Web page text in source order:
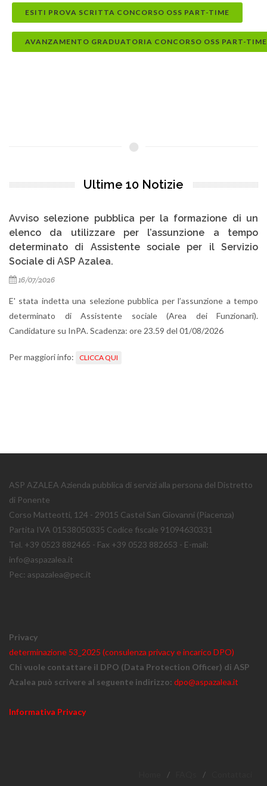
ESITI PROVA SCRITTA CONCORSO OSS PART-TIME
AVANZAMENTO GRADUATORIA CONCORSO OSS PART-
Ultime 10 Notizie
di un
a tempo
per il Servizio
a tempo
dei Funzionari).
01/08/2026
Avviso: Ripristinata linea telefonica
02/07/2026
Si informa che la linea telefonica fissa
ASP AZALEA Azienda pubblica di servizi alla persona del Distretto
di Ponente
Corso Matteotti, 124 - 29015 Castel San Giovanni (Piacenza)
Partita IVA 01538050335 Codice fiscale 91094630331
Tel. +39 0523 882465 - Fax +39 0523 882653 - E-mail:
info@aspazalea.it
Pec: aspazalea@pec.it
Privacy
determinazione 53_2025 (consulenza privacy e incarico DPO)
Chi vuole contattare il DPO (Data Protection Officer) di ASP
Azalea può scrivere al seguente indirizzo: dpo@aspazalea.it
Informativa Privacy
/ /